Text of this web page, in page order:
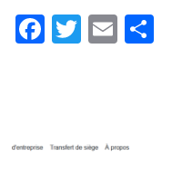
Facebook
Twitter
Email